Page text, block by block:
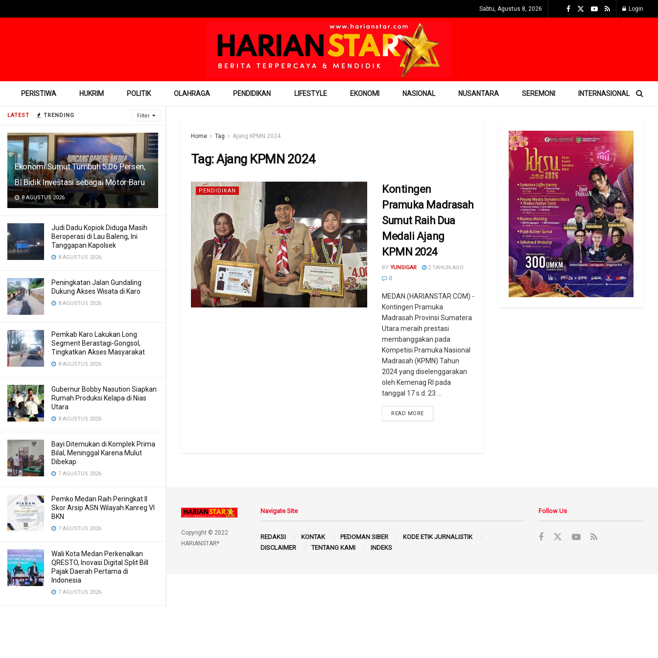
LATEST TRENDING Filter
Ekonomi Sumut Tumbuh 5,06 Persen,
BI Bidik Investasi sebagai Motor Baru
8 AGUSTUS 2026
Judi Dadu Kopiok Diduga Masih
Beroperasi di Lau Baleng, Ini
Tanggapan Kapolsek
8 AGUSTUS 2026
Peningkatan Jalan Gundaling
Dukung Akses Wisata di Karo
8 AGUSTUS 2026
Pemkab Karo Lakukan Long
Segment Berastagi-Gongsol,
Tingkatkan Akses Masyarakat
8 AGUSTUS 2026
Gubernur Bobby Nasution Siapkan
Rumah Produksi Kelapa di Nias
Utara
8 AGUSTUS 2026
Bayi Ditemukan di Komplek Prima
Bilal, Meninggal Karena Mulut
Dibekap
7 AGUSTUS 2026
Pemko Medan Raih Peringkat II
Skor Arsip ASN Wilayah Kanreg VI
BKN
7 AGUSTUS 2026
Wali Kota Medan Perkenalkan
QRESTO, Inovasi Digital Split Bill
Pajak Daerah Pertama di
Indonesia
7 AGUSTUS 2026
Sabtu, Agustus 8, 2026 Login
PERISTIWA HUKRIM POLITIK OLAHRAGA PENDIDIKAN LIFESTYLE EKONOMI NASIONAL NUSANTARA SEREMONI INTERNASIONAL
Home Tag Ajang KPMN 2024
Tag:Ajang KPMN 2024
PENDIDIKAN
Kontingen
Pramuka Madrasah
Sumut Raih Dua
Medali Ajang
KPMN 2024
BY YUNSIGAR
2 TAHUN AGO
0
MEDAN (HARIANSTAR.COM) -
Kontingen Pramuka
Madrasah Provinsi Sumatera
Utara meraih prestasi
membanggakan pada
Kompetisi Pramuka Nasional
Madrasah (KPMN) Tahun
2024 yang diselenggarakan
oleh Kemenag RI pada
tanggal 17 s.d. 23 ...
READ MORE
Copyright © 2022
HARIANSTAR*
Navigate Site
REDAKSI KONTAK PEDOMAN SIBER
KODE ETIK JURNALISTIK
DISCLAIMER
TENTANG KAMI INDEKS
Follow Us